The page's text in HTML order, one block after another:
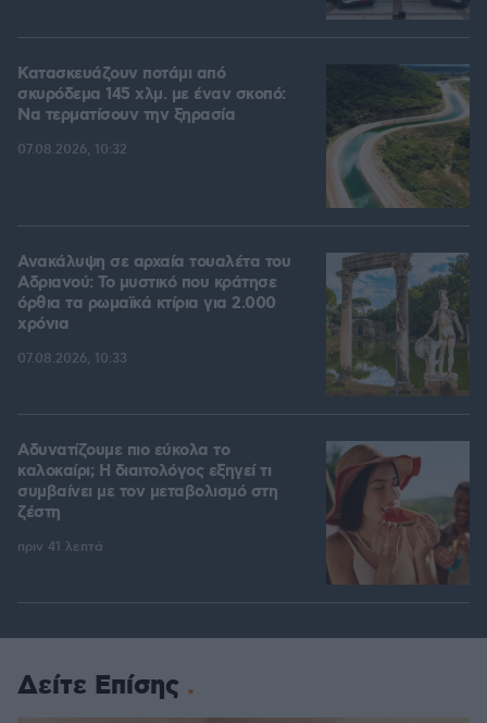
Κατασκευάζουν ποτάμι από
σκυρόδεμα 145 χλμ. με έναν σκοπό:
Να τερματίσουν την ξηρασία
07.08.2026, 10:32
Ανακάλυψη σε αρχαία τουαλέτα του
Αδριανού: Το μυστικό που κράτησε
όρθια τα ρωμαϊκά κτίρια για 2.000
χρόνια
07.08.2026, 10:33
Αδυνατίζουμε πιο εύκολα το
καλοκαίρι; Η διαιτολόγος εξηγεί τι
συμβαίνει με τον μεταβολισμό στη
ζέστη
πριν 41 λεπτά
Δείτε Επίσης